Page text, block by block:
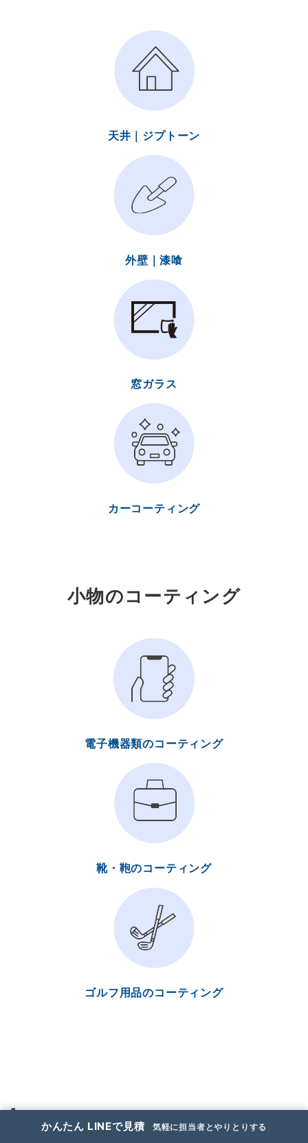
天井｜ジプトーン
外壁｜漆喰
窓ガラス
カーコーティング
小物のコーティング
電子機器類のコーティング
靴・鞄のコーティング
ゴルフ用品のコーティング
特殊清掃について
かんたん LINEで見積 気軽に担当者とやりとりする